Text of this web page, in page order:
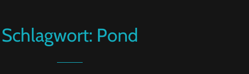
Schlagwort: Pond